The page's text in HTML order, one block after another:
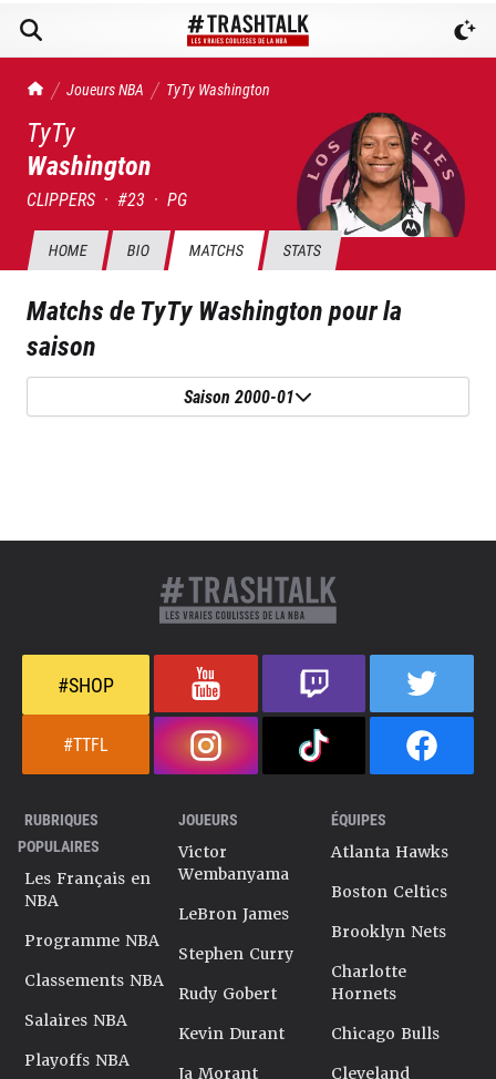
TrashTalk Actu NBA
Joueurs NBA TyTy Washington
TyTy
Washington
CLIPPERS · #23 · PG
HOME BIO MATCHS STATS
Matchs deTyTy Washingtonpour la
saison
Saison 2000-01
#SHOP
#TTFL
RUBRIQUES
POPULAIRES
Les Français en
NBA
Programme NBA
Classements NBA
Salaires NBA
Playoffs NBA
JOUEURS
Victor
Wembanyama
LeBron James
Stephen Curry
Rudy Gobert
Kevin Durant
Ja Morant
ÉQUIPES
Atlanta Hawks
Boston Celtics
Brooklyn Nets
Charlotte
Hornets
Chicago Bulls
Cleveland